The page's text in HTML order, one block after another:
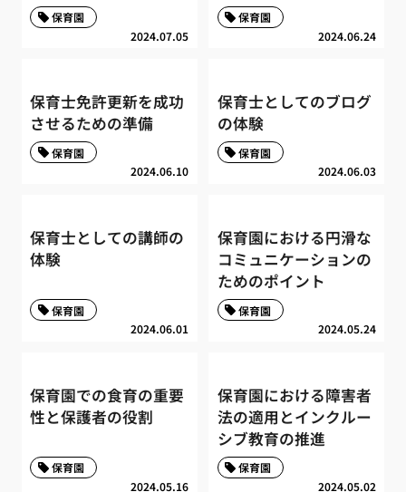
2024.07.05
保育園
2024.06.24
保育園
保育士免許更新を成功
させるための準備
2024.06.10
保育園
保育士としてのブログ
の体験
2024.06.03
保育園
保育士としての講師の
体験
2024.06.01
保育園
保育園における円滑な
コミュニケーションの
ためのポイント
2024.05.24
保育園
保育園での食育の重要
性と保護者の役割
2024.05.16
保育園
保育園における障害者
法の適用とインクルー
シブ教育の推進
2024.05.02
保育園